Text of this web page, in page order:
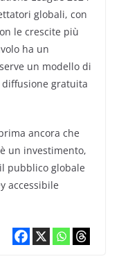
globali, con
le crescite più
ha un
un modello di
gratuita
ancora che
un investimento,
pubblico globale
accessibile